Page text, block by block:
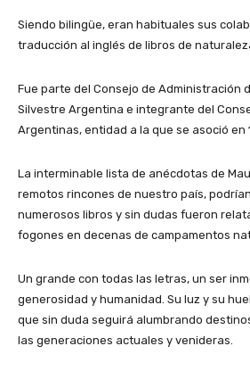
Siendo bilingüe, eran habituales sus
traducción al inglés de libros de
Fue parte del Consejo de Administración
Silvestre Argentina e integrante del
Argentinas, entidad a la que se asoció en
La interminable lista de anécdotas de
remotos rincones de nuestro país,
numerosos libros y sin dudas fueron
fogones en decenas de campamentos
Un grande con todas las letras, un ser
generosidad y humanidad. Su luz y su
que sin duda seguirá alumbrando
las generaciones actuales y venideras.